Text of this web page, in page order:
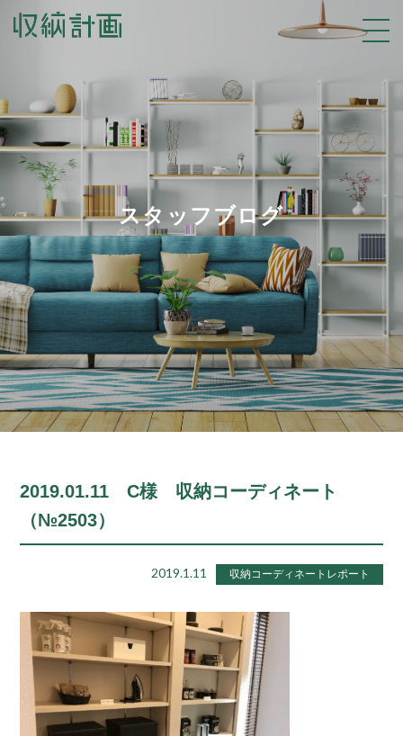
スタッフブログ
2019.01.11 C様 収納コーディネート
（№2503）
2019.1.11 収納コーディネートレポート